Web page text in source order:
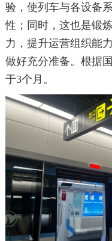
验，使列车与各设备
性；同时，这也是锻
力，提升运营组织能
做好充分准备。根据
于3个月。